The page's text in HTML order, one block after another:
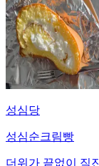
성심당
성심순크림빵
더위가 끝없이 직